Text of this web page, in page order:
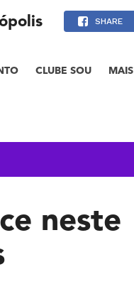
CLUBE SOU MAIS
SHARE
neste